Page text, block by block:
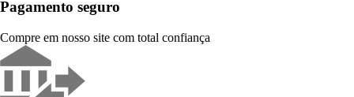
Pagamento seguro
Compre em nosso site com total confiança